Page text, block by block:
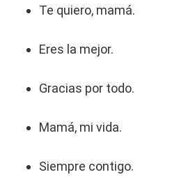
Te quiero, mamá.
Eres la mejor.
Gracias por todo.
Mamá, mi vida.
Siempre contigo.